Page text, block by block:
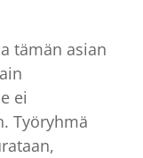
tämän asian
ei
Työryhmä